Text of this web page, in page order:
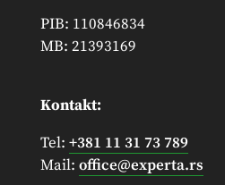
PIB: 110846834
MB: 21393169
Kontakt:
Tel: +381 11 31 73 789
Mail: office@experta.rs